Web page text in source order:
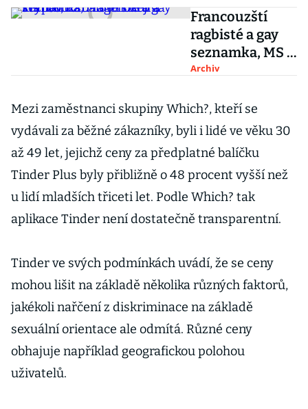
Francouzští
ragbisté a gay
seznamka, MS v
hokeji a krypto,
a TikTok
Archiv
Mezi zaměstnanci skupiny Which?, kteří se
vydávali za běžné zákazníky, byli i lidé ve věku 30
až 49 let, jejichž ceny za předplatné balíčku
Tinder Plus byly přibližně o 48 procent vyšší než
u lidí mladších třiceti let. Podle Which? tak
aplikace Tinder není dostatečně transparentní.
Tinder ve svých podmínkách uvádí, že se ceny
mohou lišit na základě několika různých faktorů,
jakékoli nařčení z diskriminace na základě
sexuální orientace ale odmítá. Různé ceny
obhajuje například geografickou polohou
uživatelů.